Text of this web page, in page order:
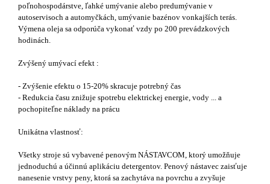
poľnohospodárstve, ľahké umývanie alebo predumývanie v
autoservisoch a automyčkách, umývanie bazénov vonkajších terás.
Výmena oleja sa odporúča vykonať vzdy po 200 prevádzkových
hodinách.
Zvýšený umývací efekt :
- Zvýšenie efektu o 15-20% skracuje potrebný čas
- Redukcia času znižuje spotrebu elektrickej energie, vody ... a
pochopiteľne náklady na prácu
Unikátna vlastnosť:
Všetky stroje sú vybavené penovým NÁSTAVCOM, ktorý umožňuje
jednoduchú a účinnú aplikáciu detergentov. Penový nástavec zaisťuje
nanesenie vrstvy peny, ktorá sa zachytáva na povrchu a zvyšuje